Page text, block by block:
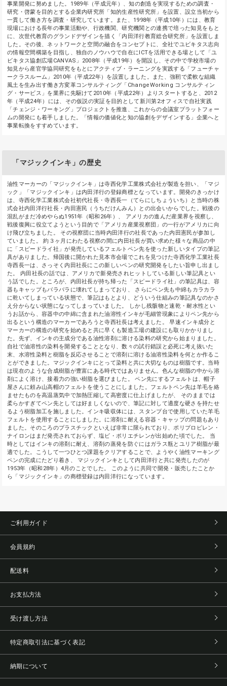
事業開発に努めました。1989年（平成元年）、知の創造を実現するための調査・
研究・啓蒙を目的とする企業内研究所「知的生産性研究所」を設置、設立当初から
一貫して働き方を調査・研究しています。また、1998年（平成10年）には、教育
現場における長年の事業活動や、行政機関、研究機関との連携で培った知見をもと
に、次世代教育のグランドデザインを描く「内田洋行教育総合研究所」を設置しま
した。その後、ネットワークと空間の融合をコンセプトに、全社でユビキタス志向
の情報空間構築を目指し、独自のノウハウで自在にICTを活用できる場として「ユ
ビキタス協創広場CANVAS」2008年（平成19年）を開設し、その中で学校市場の
知見から産官学協同研究をもとにアクティブ・ラーニングを実践する「フューチャ
ークラスルーム」2010年（平成22年）を設置しました。また、強靭で柔軟な組織
風土を生み出す働き方変革コンサルティング「ChangeWorking コンサルティン
グ・サービス」を業界に先駆けて2010年（平成22年）よりスタートすると、2012
年（平成24年）には、その仮説の実証を目的として新川第2オフィスで自社実践
「チェンジ・ワーキング」プロジェクトを推進、これからの会議室プラットフォー
ムの開発にも着手しました。「情報の価値化と知の協創をデザインする」企業へと
事業転換をすすめています。
「マジックインキ」の歴史
油性マーカーの「マジックインキ」は寺西化学工業株式会社が製造を担い、「マジ
ック」「マジックインキ」は内田洋行の登録商標となっています。開発のきっかけ
は、寺西化学工業株式会社初代社長・寺西長一（てらにしちょういち）と当時の株
式会社内田洋行社長・内田憲民（うちだけんみん）との出会いからでした。戦後の
混乱がまだ冷めやらぬ1951年（昭和26年）、 アメリカの進んだ産業界を視察し、
戦後復興に役立てようという目的で「アメリカ産業視察団」の一行がアメリカに向
け飛び立ちました。 その視察団に当時内田洋行の社長であった内田憲民が参加し
ていました。 約３ヶ月にわたる視察の間に内田社長が買い求めた様々な商品の中
に「スピードライ社」が発売しているフェルトペン先を使った新しいタイプの筆記
具がありました。帰国後に開かれた見本市会場でこれを見つけた寺西化学工業社長
寺西長一は、さっそく内田社長にこの新しいペンの研究開発をしたい旨申し出まし
た。 内田社長の話では、アメリカで新発売されヒットしている新しい筆記具とい
う話でした。ところが、内田社長が持ち帰った「スピードライ社」の筆記具は、容
器もキャップもバラバラに壊れてしまっており、 さらにペン先も中綿もカラカラ
に乾いてしまっている状態で、筆記はもとより、どういう仕組みの筆記具なのかさ
え分からない状態になってしまっていました。 しかし残骸物と速乾・耐水性とい
うお話から、容器中の中綿に含まれた油溶性インキが毛細管現象によりペン先から
出るという構造のマーカーであろうと寺西社長は考えました。 早速インキ成分と
マーカーの構造の研究を始めると共に早くも製造工場の建設にも取りかかりまし
た。先ず、インキの主成分である油性溶剤に溶ける染料の研究から始まりました。
自社で油溶性の染料を開発することとなり、数々の試行錯誤と必死に考え抜いた
末、水溶性染料と樹脂を反応させることで溶剤に溶ける油溶性染料を何とか作るこ
とができました。マジックインキにとって染料と共に大切なものは樹脂です。当時
は現在のような合成樹脂が豊富にある時代ではありません。色んな樹脂の中から溶
剤によく溶け、接着力の強い樹脂を選びました。 ペン先にするフェルトは、帽子
屋さんに頼み山高帽のフェルトを使うことにしました。フェルトペン先は羊毛を絡
ませたものを高温蒸気中で加熱圧縮して高密度に仕上げましたが、 そのままでは
柔らかすぎてペン先としては好ましくないので、筆記に対して適度な硬さを持たせ
るよう樹脂加工を施しました。インキ吸収体には、スタンプ台で使用していた羊毛
フェルトを使用することにしました。に溶剤に耐える容器・キャップの問題もあり
ました。そのころのプラスチックといえば非常に限られており、ポリプロピレン・
ナイロンはまだ発売されておらず、塩ビ・ポリエチレンが出始めた頃でした。 当
時としてはインキの溶剤に耐え、溶剤の蒸発を防ぐにはガラス瓶とユリア樹脂が最
適でした。こうして一つひとつ課題をクリアすることで、ようやく油性マーキング
ペンの完成にたどり着き、 マジックインキとして内田洋行と共に発売したのが
1953年（昭和28年）4月のことでした。 このように共同で開発・販売したことか
ら「マジックインキ」の商標登録は内田洋行になっています。
ご利用ガイド
会員規約
配送料
お支払方法
受け渡し方法
特定商取引法に基づく表記
納期について